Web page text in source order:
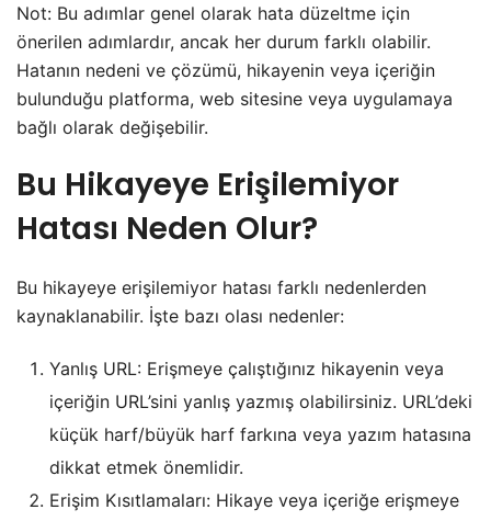
Not: Bu adımlar genel olarak hata düzeltme için
önerilen adımlardır, ancak her durum farklı olabilir.
Hatanın nedeni ve çözümü, hikayenin veya içeriğin
bulunduğu platforma, web sitesine veya uygulamaya
bağlı olarak değişebilir.
Bu Hikayeye Erişilemiyor
Hatası Neden Olur?
Bu hikayeye erişilemiyor hatası farklı nedenlerden
kaynaklanabilir. İşte bazı olası nedenler:
Yanlış URL: Erişmeye çalıştığınız hikayenin veya
içeriğin URL’sini yanlış yazmış olabilirsiniz. URL’deki
küçük harf/büyük harf farkına veya yazım hatasına
dikkat etmek önemlidir.
Erişim Kısıtlamaları: Hikaye veya içeriğe erişmeye